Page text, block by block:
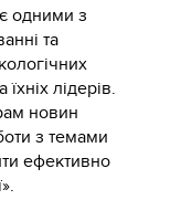
одними з
та
лідерів.
новин
з темами
ефективно